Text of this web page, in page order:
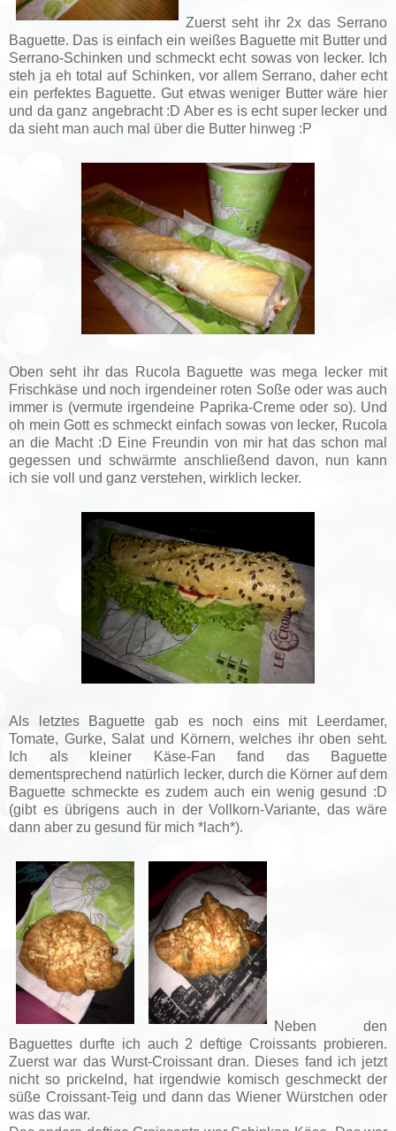
Zuerst seht ihr 2x das Serrano
Baguette. Das is einfach ein weißes Baguette mit Butter und
Serrano-Schinken und schmeckt echt sowas von lecker. Ich
steh ja eh total auf Schinken, vor allem Serrano, daher echt
ein perfektes Baguette. Gut etwas weniger Butter wäre hier
und da ganz angebracht :D Aber es is echt super lecker und
da sieht man auch mal über die Butter hinweg :P
Oben seht ihr das Rucola Baguette was mega lecker mit
Frischkäse und noch irgendeiner roten Soße oder was auch
immer is (vermute irgendeine Paprika-Creme oder so). Und
oh mein Gott es schmeckt einfach sowas von lecker, Rucola
an die Macht :D Eine Freundin von mir hat das schon mal
gegessen und schwärmte anschließend davon, nun kann
ich sie voll und ganz verstehen, wirklich lecker.
Als letztes Baguette gab es noch eins mit Leerdamer,
Tomate, Gurke, Salat und Körnern, welches ihr oben seht.
Ich als kleiner Käse-Fan fand das Baguette
dementsprechend natürlich lecker, durch die Körner auf dem
Baguette schmeckte es zudem auch ein wenig gesund :D
(gibt es übrigens auch in der Vollkorn-Variante, das wäre
dann aber zu gesund für mich *lach*).
Neben den
Baguettes durfte ich auch 2 deftige Croissants probieren.
Zuerst war das Wurst-Croissant dran. Dieses fand ich jetzt
nicht so prickelnd, hat irgendwie komisch geschmeckt der
süße Croissant-Teig und dann das Wiener Würstchen oder
was das war.